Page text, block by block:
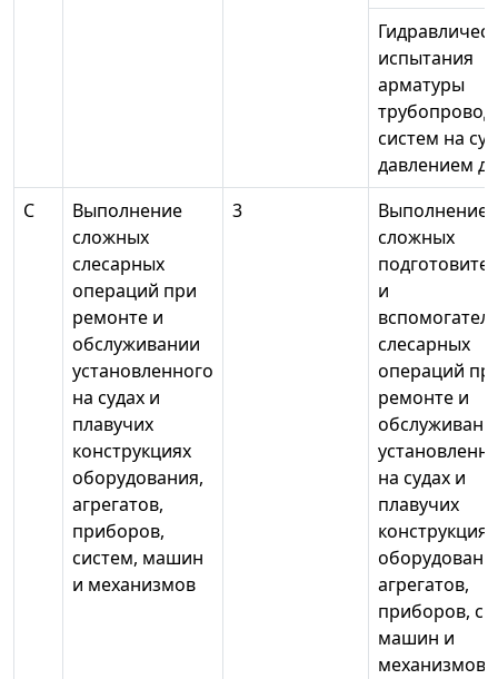
испытания
арматуры
систем на
давлением
С
Выполнение
сложных
слесарных
операций при
ремонте и
обслуживании
установленного
на судах и
плавучих
конструкциях
оборудования,
агрегатов,
приборов,
систем, машин
и механизмов
3
Выполнение
сложных
и
слесарных
операций
ремонте и
на судах и
плавучих
конструкциях
агрегатов,
приборов,
машин и
механизмов